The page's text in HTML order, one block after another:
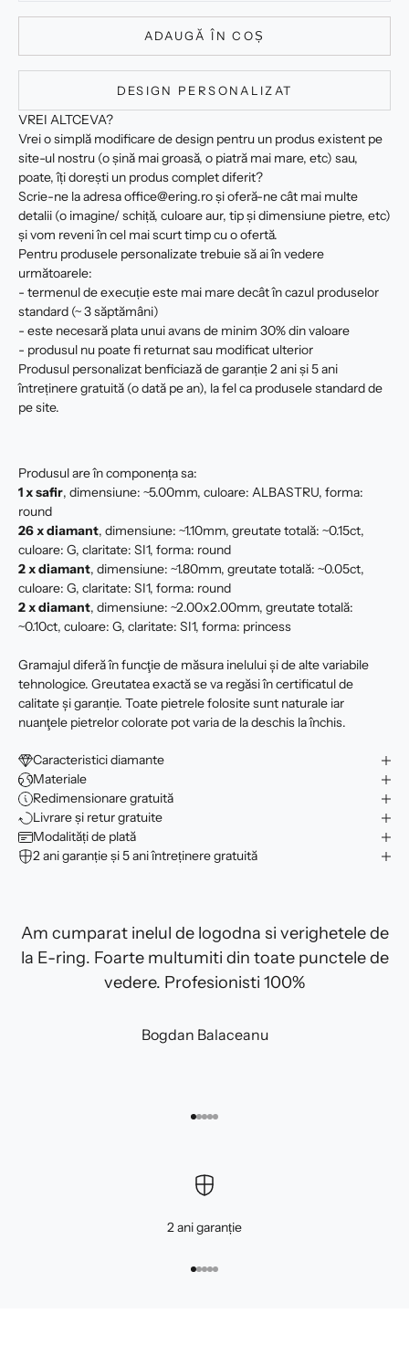
ADAUGĂ ÎN COȘ
DESIGN PERSONALIZAT
VREI ALTCEVA?
Vrei o simplă modificare de design pentru un produs existent pe
site-ul nostru (o șină mai groasă, o piatră mai mare, etc) sau,
poate, îți dorești un produs complet diferit?
Scrie-ne la adresa office@ering.ro și oferă-ne cât mai multe
detalii (o imagine/ schiță, culoare aur, tip și dimensiune pietre, etc)
și vom reveni în cel mai scurt timp cu o ofertă.
Pentru produsele personalizate trebuie să ai în vedere
următoarele:
- termenul de execuție este mai mare decât în cazul produselor
standard (~ 3 săptămâni)
- este necesară plata unui avans de minim 30% din valoare
- produsul nu poate fi returnat sau modificat ulterior
Produsul personalizat benficiază de garanție 2 ani și 5 ani
întreținere gratuită (o dată pe an), la fel ca produsele standard de
pe site.
Produsul are în componența sa:
1 x safir, dimensiune: ~5.00mm, culoare: ALBASTRU, forma:
round
26 xdiamant, dimensiune: ~1.10mm, greutate totală: ~0.15ct,
culoare: G, claritate: SI1, forma: round
2 xdiamant, dimensiune: ~1.80mm, greutate totală: ~0.05ct,
culoare: G, claritate: SI1, forma: round
2 xdiamant, dimensiune: ~2.00x2.00mm, greutate totală:
~0.10ct, culoare: G, claritate: SI1, forma: princess
Gramajul diferă în funcţie de măsura inelului şi de alte variabile
tehnologice. Greutatea exactă se va regăsi în certificatul de
calitate şi garanție. Toate pietrele folosite sunt naturale iar
nuanţele pietrelor colorate pot varia de la deschis la închis.
Caracteristici diamante
Materiale
Redimensionare gratuită
Livrare și retur gratuite
Modalități de plată
2 ani garanție și 5 ani întreținere gratuită
Am cumparat inelul de logodna si verighetele de
la E-ring. Foarte multumiti din toate punctele de
vedere. Profesionisti 100%
Bogdan Balaceanu
Mergi la articolul 1
Mergi la articolul 2
Mergi la articolul 3
Mergi la articolul 4
Mergi la articolul 5
2 ani garanție
Mergi la articolul 1
Mergi la articolul 2
Mergi la articolul 3
Mergi la articolul 4
Mergi la articolul 5